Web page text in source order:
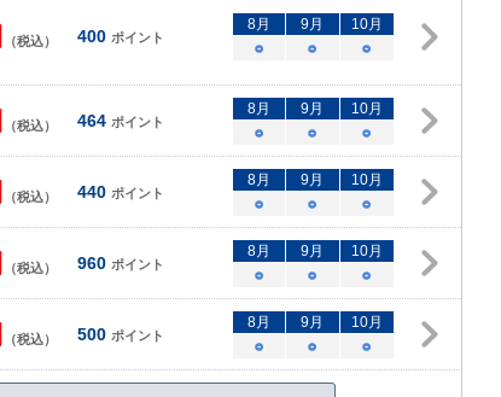
（税込） 400 ポイント
8月 9月 10月
○
○ ○
（税込） 464 ポイント
8月 9月 10月
○
○ ○
（税込） 440 ポイント
8月 9月 10月
○
○ ○
（税込） 960 ポイント
8月 9月 10月
○
○ ○
（税込） 500 ポイント
8月 9月 10月
○
○ ○